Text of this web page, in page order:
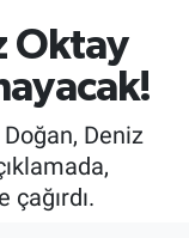
Oktay
Deniz